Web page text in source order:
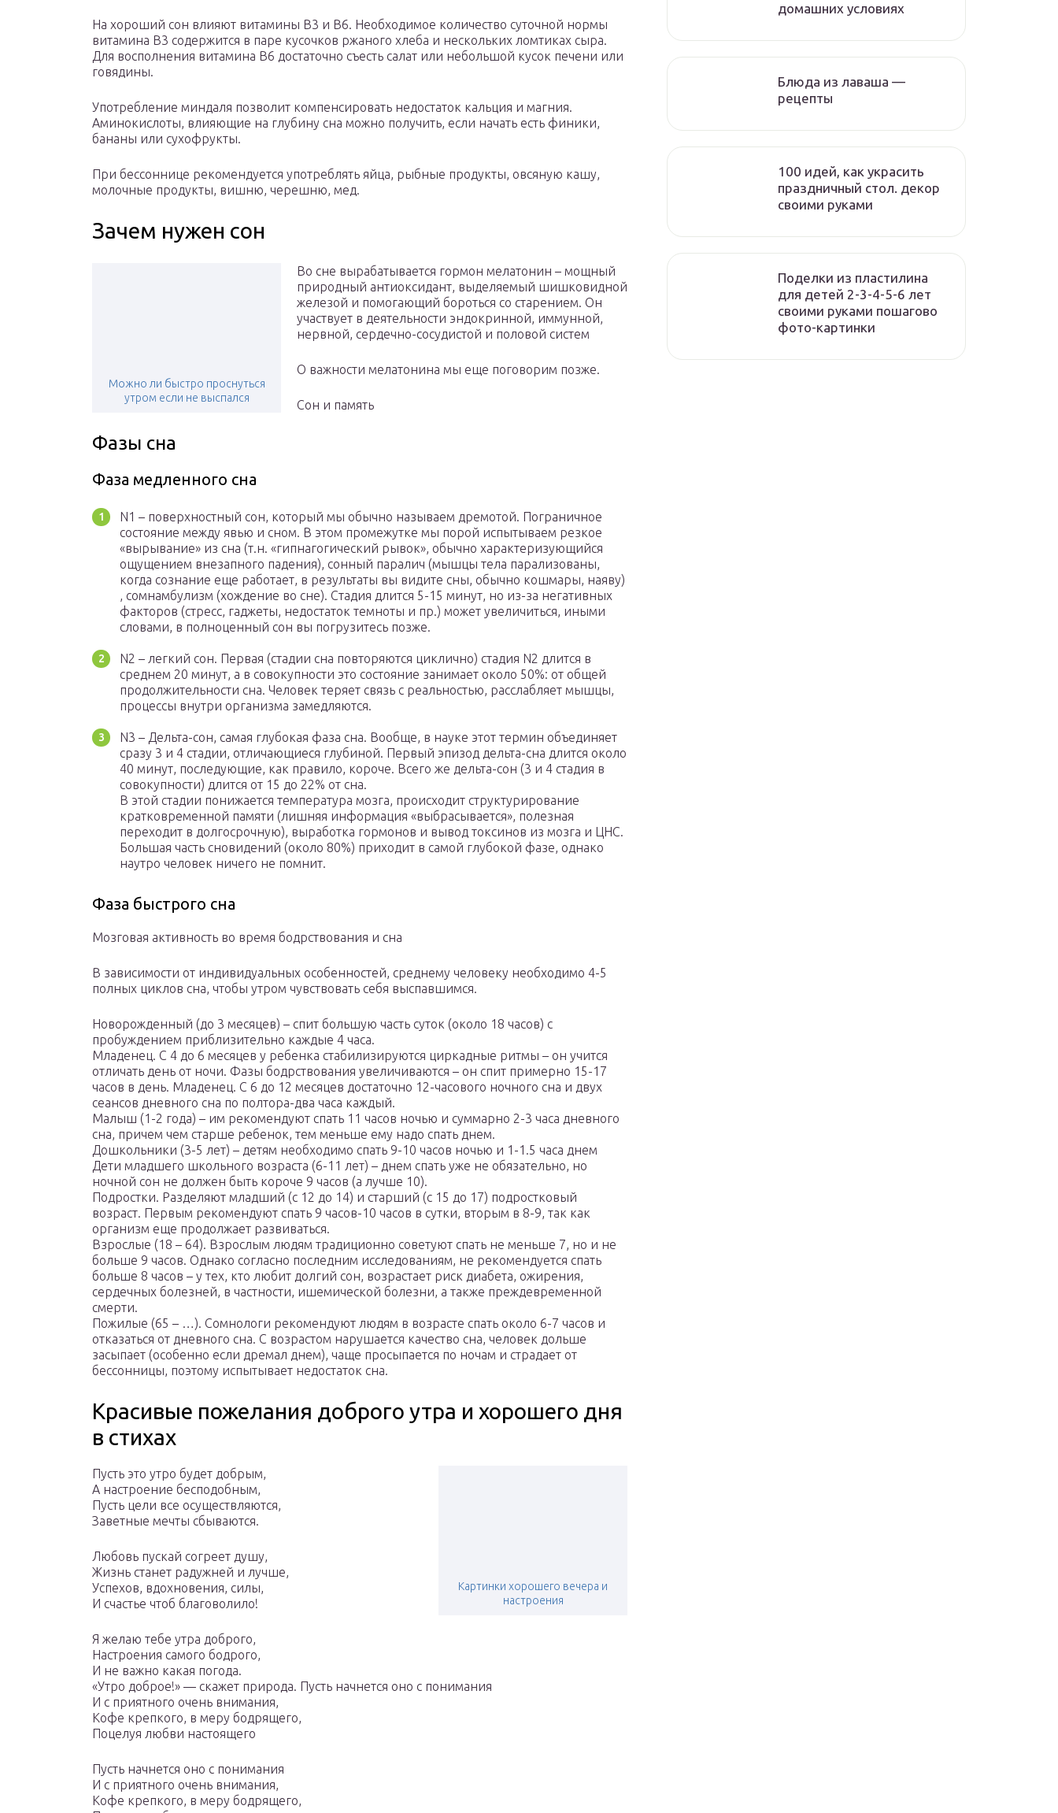
На хороший сон влияют витамины В3 и В6. Необходимое количество суточной нормы
витамина В3 содержится в паре кусочков ржаного хлеба и нескольких ломтиках сыра.
Для восполнения витамина В6 достаточно съесть салат или небольшой кусок печени или
говядины.
Употребление миндаля позволит компенсировать недостаток кальция и магния.
Аминокислоты, влияющие на глубину сна можно получить, если начать есть финики,
бананы или сухофрукты.
При бессоннице рекомендуется употреблять яйца, рыбные продукты, овсяную кашу,
молочные продукты, вишню, черешню, мед.
Зачем нужен сон
Можно ли быстро проснуться
утром если не выспался
Во сне вырабатывается гормон мелатонин – мощный
природный антиоксидант, выделяемый шишковидной
железой и помогающий бороться со старением. Он
участвует в деятельности эндокринной, иммунной,
нервной, сердечно-сосудистой и половой систем
О важности мелатонина мы еще поговорим позже.
Сон и память
Фазы сна
Фаза медленного сна
N1 – поверхностный сон, который мы обычно называем дремотой. Пограничное
состояние между явью и сном. В этом промежутке мы порой испытываем резкое
«вырывание» из сна (т.н. «гипнагогический рывок», обычно характеризующийся
ощущением внезапного падения), сонный паралич (мышцы тела парализованы,
когда сознание еще работает, в результаты вы видите сны, обычно кошмары, наяву)
, сомнамбулизм (хождение во сне). Стадия длится 5-15 минут, но из-за негативных
факторов (стресс, гаджеты, недостаток темноты и пр.) может увеличиться, иными
словами, в полноценный сон вы погрузитесь позже.
N2 – легкий сон. Первая (стадии сна повторяются циклично) стадия N2 длится в
среднем 20 минут, а в совокупности это состояние занимает около 50%: от общей
продолжительности сна. Человек теряет связь с реальностью, расслабляет мышцы,
процессы внутри организма замедляются.
N3 – Дельта-сон, самая глубокая фаза сна. Вообще, в науке этот термин объединяет
сразу 3 и 4 стадии, отличающиеся глубиной. Первый эпизод дельта-сна длится около
40 минут, последующие, как правило, короче. Всего же дельта-сон (3 и 4 стадия в
совокупности) длится от 15 до 22% от сна.
В этой стадии понижается температура мозга, происходит структурирование
кратковременной памяти (лишняя информация «выбрасывается», полезная
переходит в долгосрочную), выработка гормонов и вывод токсинов из мозга и ЦНС.
Большая часть сновидений (около 80%) приходит в самой глубокой фазе, однако
наутро человек ничего не помнит.
Фаза быстрого сна
Мозговая активность во время бодрствования и сна
В зависимости от индивидуальных особенностей, среднему человеку необходимо 4-5
полных циклов сна, чтобы утром чувствовать себя выспавшимся.
Новорожденный (до 3 месяцев) – спит большую часть суток (около 18 часов) с
пробуждением приблизительно каждые 4 часа.
Младенец. С 4 до 6 месяцев у ребенка стабилизируются циркадные ритмы – он учится
отличать день от ночи. Фазы бодрствования увеличиваются – он спит примерно 15-17
часов в день. Младенец. С 6 до 12 месяцев достаточно 12-часового ночного сна и двух
сеансов дневного сна по полтора-два часа каждый.
Малыш (1-2 года) – им рекомендуют спать 11 часов ночью и суммарно 2-3 часа дневного
сна, причем чем старше ребенок, тем меньше ему надо спать днем.
Дошкольники (3-5 лет) – детям необходимо спать 9-10 часов ночью и 1-1.5 часа днем
Дети младшего школьного возраста (6-11 лет) – днем спать уже не обязательно, но
ночной сон не должен быть короче 9 часов (а лучше 10).
Подростки. Разделяют младший (с 12 до 14) и старший (с 15 до 17) подростковый
возраст. Первым рекомендуют спать 9 часов-10 часов в сутки, вторым в 8-9, так как
организм еще продолжает развиваться.
Взрослые (18 – 64). Взрослым людям традиционно советуют спать не меньше 7, но и не
больше 9 часов. Однако согласно последним исследованиям, не рекомендуется спать
больше 8 часов – у тех, кто любит долгий сон, возрастает риск диабета, ожирения,
сердечных болезней, в частности, ишемической болезни, а также преждевременной
смерти.
Пожилые (65 – …). Сомнологи рекомендуют людям в возрасте спать около 6-7 часов и
отказаться от дневного сна. С возрастом нарушается качество сна, человек дольше
засыпает (особенно если дремал днем), чаще просыпается по ночам и страдает от
бессонницы, поэтому испытывает недостаток сна.
Красивые пожелания доброго утра и хорошего дня
в стихах
Картинки хорошего вечера и
настроения
Пусть это утро будет добрым,
А настроение бесподобным,
Пусть цели все осуществляются,
Заветные мечты сбываются.
Любовь пускай согреет душу,
Жизнь станет радужней и лучше,
Успехов, вдохновения, силы,
И счастье чтоб благоволило!
Я желаю тебе утра доброго,
Настроения самого бодрого,
И не важно какая погода.
«Утро доброе!» — скажет природа. Пусть начнется оно с понимания
И с приятного очень внимания,
Кофе крепкого, в меру бодрящего,
Поцелуя любви настоящего
Пусть начнется оно с понимания
И с приятного очень внимания,
Кофе крепкого, в меру бодрящего,
домашних условиях
Блюда из лаваша —
рецепты
100 идей, как украсить
праздничный стол. декор
своими руками
Поделки из пластилина
для детей 2-3-4-5-6 лет
своими руками пошагово
фото-картинки